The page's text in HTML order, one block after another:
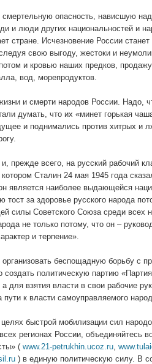
смертельную опасность, нависшую
и люди других национальностей и
стране. Исчезновение России
свою выгоду, жестоки и
и кровью наших предков, продажу
вод, морепродуктов.
и смерти народов России. Надо,
думать, что их «минет горькая
и поднимались против хитрых и
прежде всего, на русский рабочий
Сталин 24 мая 1945 года
является наиболее выдающейся
за здоровье русского народа
силы Советского Союза среди всех
не только потому, что он –
и терпение».
беспощадную борьбу с
создать политическую партию
для взятия власти в свои рабочие
пути к власти самоуправляемого
быстрой мобилизации сил
регионах России, объединяйтесь
( www.21-petrukhin.ucoz.ru,
) в единую политическую силу. В